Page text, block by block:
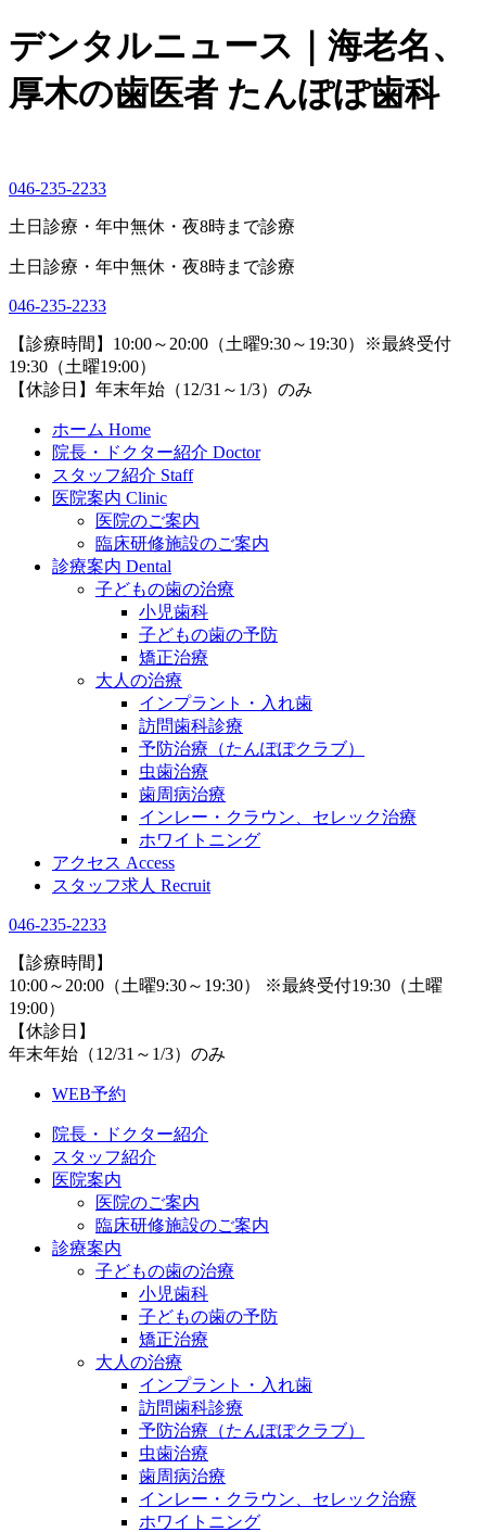
デンタルニュース｜海老名、
厚木の歯医者 たんぽぽ歯科
046-235-2233
土日診療・年中無休・夜8時まで診療
土日診療・年中無休・夜8時まで診療
046-235-2233
【診療時間】 10:00～20:00（土曜9:30～19:30）※最終受付
19:30（土曜19:00）
【休診日】 年末年始（12/31～1/3）のみ
ホーム Home
院長・ドクター紹介 Doctor
スタッフ紹介 Staff
医院案内 Clinic
医院のご案内
臨床研修施設のご案内
診療案内 Dental
子どもの歯の治療
小児歯科
子どもの歯の予防
矯正治療
大人の治療
インプラント・入れ歯
訪問歯科診療
予防治療（たんぽぽクラブ）
虫歯治療
歯周病治療
インレー・クラウン、セレック治療
ホワイトニング
アクセス Access
スタッフ求人 Recruit
046-235-2233
【診療時間】
10:00～20:00（土曜9:30～19:30） ※最終受付19:30（土曜
19:00）
【休診日】
年末年始（12/31～1/3）のみ
WEB予約
院長・ドクター紹介
スタッフ紹介
医院案内
医院のご案内
臨床研修施設のご案内
診療案内
子どもの歯の治療
小児歯科
子どもの歯の予防
矯正治療
大人の治療
インプラント・入れ歯
訪問歯科診療
予防治療（たんぽぽクラブ）
虫歯治療
歯周病治療
インレー・クラウン、セレック治療
ホワイトニング